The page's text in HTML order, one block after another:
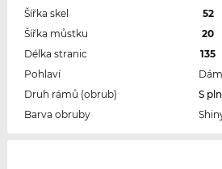
Šířka skel
52
Šířka můstku
20
Délka stranic
135
Pohlaví
Druh rámů (obrub)
S
Barva obruby